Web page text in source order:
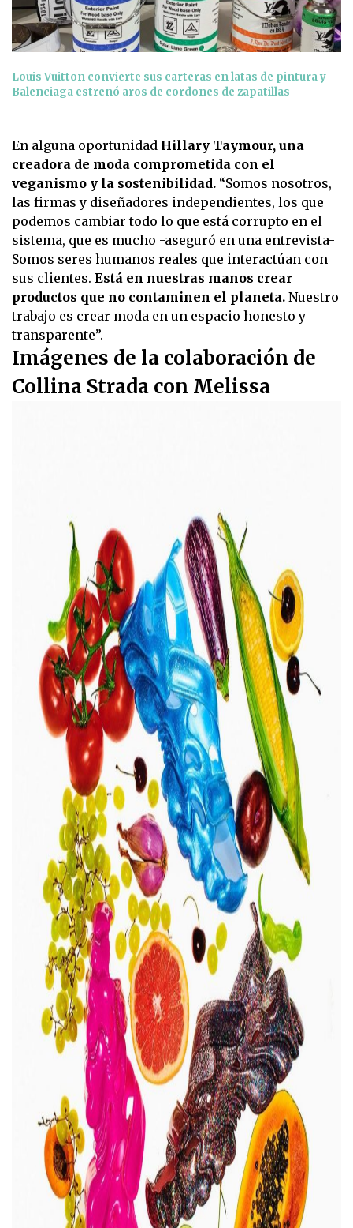
Louis Vuitton convierte sus carteras en latas de pintura y
Balenciaga estrenó aros de cordones de zapatillas
En alguna oportunidad Hillary Taymour, una
creadora de moda comprometida con el
veganismo y la sostenibilidad. “Somos nosotros,
las firmas y diseñadores independientes, los que
podemos cambiar todo lo que está corrupto en el
sistema, que es mucho -aseguró en una entrevista-
Somos seres humanos reales que interactúan con
sus clientes. Está en nuestras manos crear
productos que no contaminen el planeta. Nuestro
trabajo es crear moda en un espacio honesto y
transparente”.
Imágenes de la colaboración de
Collina Strada con Melissa